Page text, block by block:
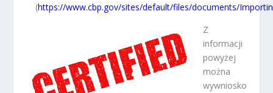
(https://www.cbp.gov/sites/default/files/documents/
Z
informacji
powyżej
można
wywniosko